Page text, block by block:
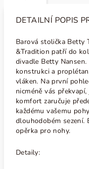
DETAILNÍ POPIS
Barová stolička Betty
&Tradition patří do
divadle Betty
konstrukci a
vláken. Na první
nicméně vás
komfort zaručuje
každému vašemu
dlouhodobém sezení.
opěrka pro nohy.
Detaily: